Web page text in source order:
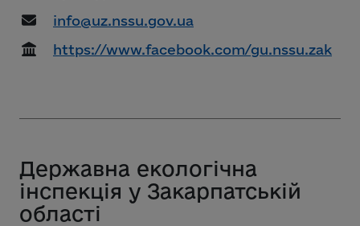
info@uz.nssu.gov.ua
https://www.facebook.com/gu.nssu.zak
Державна екологічна
інспекція у Закарпатській
області